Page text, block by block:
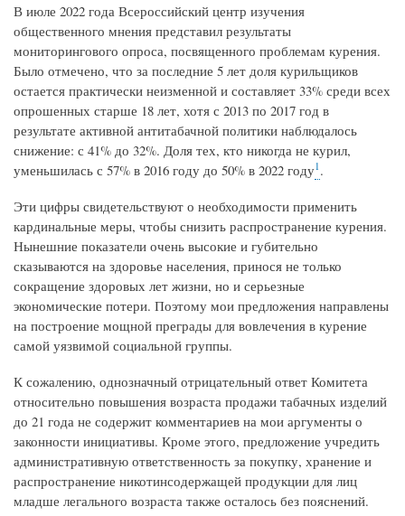
В июле 2022 года Всероссийский центр изучения
общественного мнения представил результаты
мониторингового опроса, посвященного проблемам курения.
Было отмечено, что за последние 5 лет доля курильщиков
остается практически неизменной и составляет 33% среди всех
опрошенных старше 18 лет, хотя с 2013 по 2017 год в
результате активной антитабачной политики наблюдалось
снижение: с 41% до 32%. Доля тех, кто никогда не курил,
уменьшилась с 57% в 2016 году до 50% в 2022 году1 .
Эти цифры свидетельствуют о необходимости применить
кардинальные меры, чтобы снизить распространение курения.
Нынешние показатели очень высокие и губительно
сказываются на здоровье населения, принося не только
сокращение здоровых лет жизни, но и серьезные
экономические потери. Поэтому мои предложения направлены
на построение мощной преграды для вовлечения в курение
самой уязвимой социальной группы.
К сожалению, однозначный отрицательный ответ Комитета
относительно повышения возраста продажи табачных изделий
до 21 года не содержит комментариев на мои аргументы о
законности инициативы. Кроме этого, предложение учредить
административную ответственность за покупку, хранение и
распространение никотинсодержащей продукции для лиц
младше легального возраста также осталось без пояснений.